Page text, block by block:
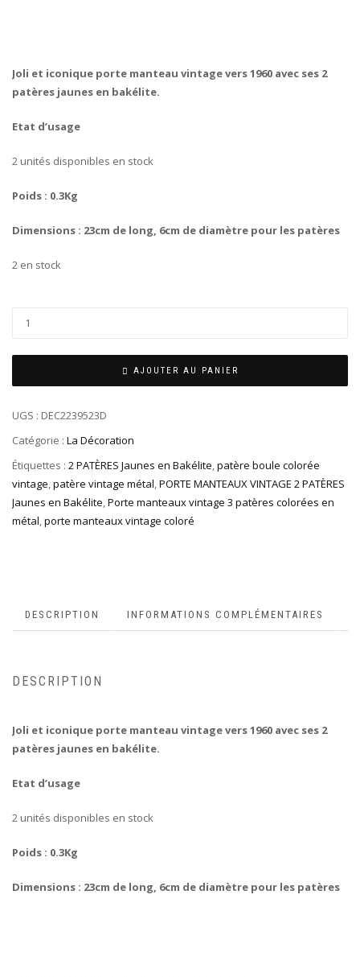
Joli et iconique porte manteau vintage vers 1960 avec ses 2
patères jaunes en bakélite.
Etat d’usage
2 unités disponibles en stock
Poids : 0.3Kg
Dimensions : 23cm de long, 6cm de diamètre pour les patères
2 en stock
AJOUTER AU PANIER
UGS : DEC2239523D
Catégorie : La Décoration
Étiquettes : 2 PATÈRES Jaunes en Bakélite,patère boule colorée
vintage,patère vintage métal,PORTE MANTEAUX VINTAGE 2 PATÈRES
Jaunes en Bakélite,Porte manteaux vintage 3 patères colorées en
métal,porte manteaux vintage coloré
DESCRIPTION INFORMATIONS COMPLÉMENTAIRES
DESCRIPTION
Joli et iconique porte manteau vintage vers 1960 avec ses 2
patères jaunes en bakélite.
Etat d’usage
2 unités disponibles en stock
Poids : 0.3Kg
Dimensions : 23cm de long, 6cm de diamètre pour les patères